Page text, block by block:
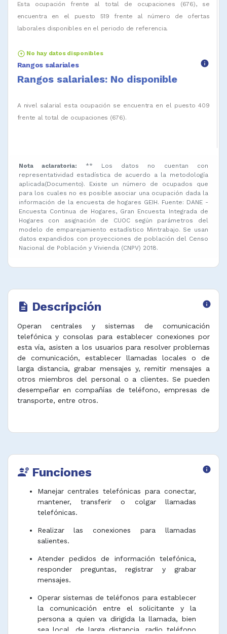
Esta ocupación frente al total de ocupaciones (676), se
encuentra en el puesto 519 frente al número de ofertas
laborales disponibles en el periodo de referencia.
arrow_circle_up No hay datos disponibles
Rangos salariales info
Rangos salariales: No disponible
A nivel salarial esta ocupación se encuentra en el puesto 409
frente al total de ocupaciones (676).
Nota aclaratoria:
** Los datos no cuentan con
representatividad estadística de acuerdo a la metodología
aplicada(Documento). Existe un número de ocupados que
para los cuales no es posible asociar una ocupación dada la
información de la encuesta de hogares GEIH. Fuente: DANE -
Encuesta Continua de Hogares, Gran Encuesta Integrada de
Hogares con asignación de CUOC según parámetros del
modelo de emparejamiento estadístico Mintrabajo. Se usan
datos expandidos con proyecciones de población del Censo
Nacional de Población y Vivienda (CNPV) 2018.
description Descripción info
Operan centrales y sistemas de comunicación
telefónica y consolas para establecer conexiones por
esta vía, asisten a los usuarios para resolver problemas
de comunicación, establecer llamadas locales o de
larga distancia, grabar mensajes y, remitir mensajes a
otros miembros del personal o a clientes. Se pueden
desempeñar en compañías de teléfono, empresas de
transporte, entre otros.
engineering Funciones info
Manejar centrales telefónicas para conectar,
mantener, transferir o colgar llamadas
telefónicas.
Realizar las conexiones para llamadas
salientes.
Atender pedidos de información telefónica,
responder preguntas, registrar y grabar
mensajes.
Operar sistemas de teléfonos para establecer
la comunicación entre el solicitante y la
persona a quien va dirigida la llamada, bien
sea local, de larga distancia, radio teléfono